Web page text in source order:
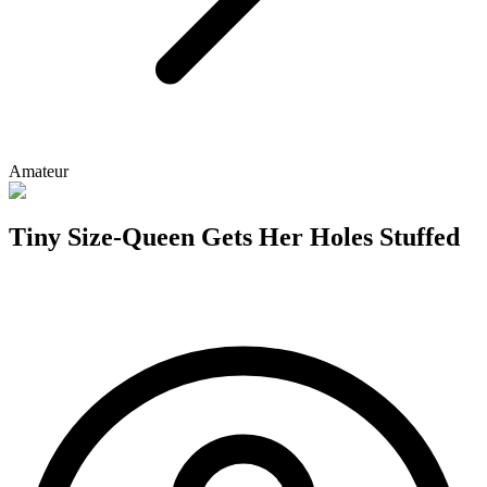
Amateur
Tiny Size-Queen Gets Her Holes Stuffed